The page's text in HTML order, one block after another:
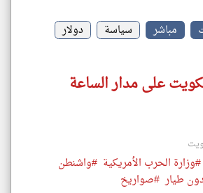
مباشر سياسة دولار
على مدار الساعة
#وزارة الحرب الأمريكية #واشنطن
طيار #صواريخ